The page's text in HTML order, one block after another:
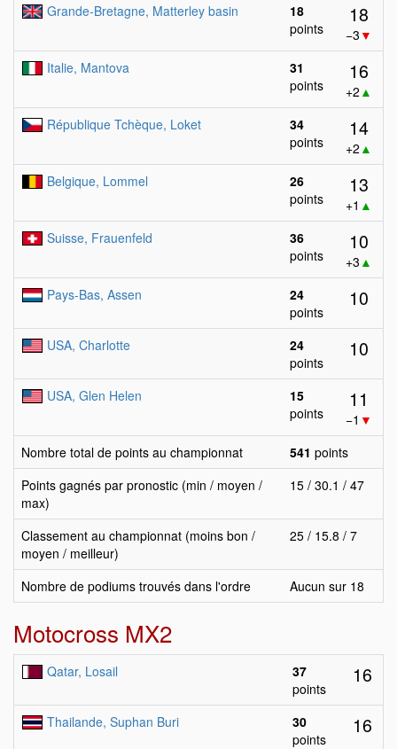
Grande-Bretagne, Matterley basin
18
points
18
−3 ▼
Italie, Mantova
31
points
16
+2 ▲
République Tchèque, Loket
34
points
14
+2 ▲
Belgique, Lommel
26
points
13
+1 ▲
Suisse, Frauenfeld
36
points
10
+3 ▲
Pays-Bas, Assen
24
points
10
USA, Charlotte
24
points
10
USA, Glen Helen
15
points
11
−1 ▼
Nombre total de points au championnat
541 points
Points gagnés par pronostic (min / moyen /
max)
15 / 30.1 / 47
Classement au championnat (moins bon /
moyen / meilleur)
25 / 15.8 / 7
Nombre de podiums trouvés dans l'ordre Aucun sur 18
Motocross MX2
Qatar, Losail
37
points
16
Thailande, Suphan Buri
30
points
16